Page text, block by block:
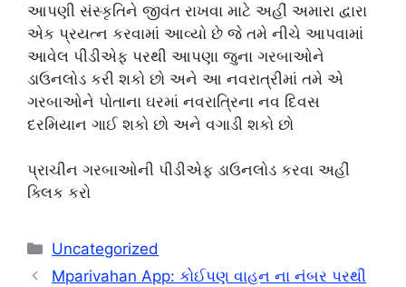
આપણી સંસ્કૃતિને જીવંત રાખવા માટે અહીં અમારા દ્વારા
એક પ્રયત્ન કરવામાં આવ્યો છે જે તમે નીચે આપવામાં
આવેલ પીડીએફ પરથી આપણા જુના ગરબાઓને
ડાઉનલોડ કરી શકો છો અને આ નવરાત્રીમાં તમે એ
ગરબાઓને પોતાના ઘરમાં નવરાત્રિના નવ દિવસ
દરમિયાન ગાઈ શકો છો અને વગાડી શકો છો
પ્રાચીન ગરબાઓની પીડીએફ ડાઉનલોડ કરવા અહીં
ક્લિક કરો
Categories
Uncategorized
Mparivahan App: કોઈપણ વાહન ના નંબર પરથી